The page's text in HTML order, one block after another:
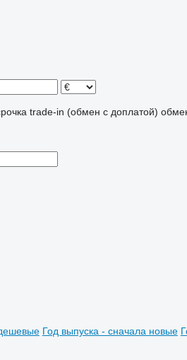
trade-in (обмен с доплатой)
Год выпуска - сначала новые